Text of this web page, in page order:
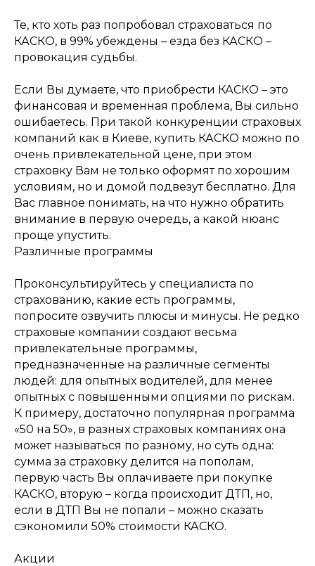
Те, кто хоть раз попробовал страховаться по
КАСКО, в 99% убеждены – езда без КАСКО –
провокация судьбы.
Если Вы думаете, что приобрести КАСКО – это
финансовая и временная проблема, Вы сильно
ошибаетесь. При такой конкуренции страховых
компаний как в Киеве, купить КАСКО можно по
очень привлекательной цене, при этом
страховку Вам не только оформят по хорошим
условиям, но и домой подвезут бесплатно. Для
Вас главное понимать, на что нужно обратить
внимание в первую очередь, а какой нюанс
проще упустить.
Различные программы
Проконсультируйтесь у специалиста по
страхованию, какие есть программы,
попросите озвучить плюсы и минусы. Не редко
страховые компании создают весьма
привлекательные программы,
предназначенные на различные сегменты
людей: для опытных водителей, для менее
опытных с повышенными опциями по рискам.
К примеру, достаточно популярная программа
«50 на 50», в разных страховых компаниях она
может называться по разному, но суть одна:
сумма за страховку делится на пополам,
первую часть Вы оплачиваете при покупке
КАСКО, вторую – когда происходит ДТП, но,
если в ДТП Вы не попали – можно сказать
сэкономили 50% стоимости КАСКО.
Акции